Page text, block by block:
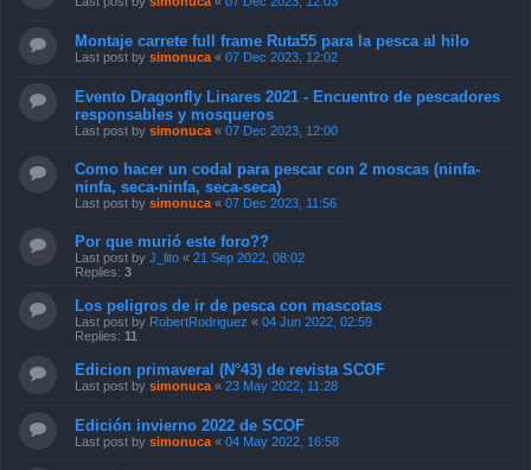
Montaje carrete full frame Ruta55 para la pesca al hilo
Last post by simonuca « 07 Dec 2023, 12:02
Evento Dragonfly Linares 2021 - Encuentro de pescadores
responsables y mosqueros
Last post by simonuca « 07 Dec 2023, 12:00
Como hacer un codal para pescar con 2 moscas (ninfa-
ninfa, seca-ninfa, seca-seca)
Last post by simonuca « 07 Dec 2023, 11:56
Por que murió este foro??
Last post by J_lito « 21 Sep 2022, 08:02
Replies: 3
Los peligros de ir de pesca con mascotas
Last post by RobertRodriguez « 04 Jun 2022, 02:59
Replies: 11
Edicion primaveral (N°43) de revista SCOF
Last post by simonuca « 23 May 2022, 11:28
Edición invierno 2022 de SCOF
Last post by simonuca « 04 May 2022, 16:58